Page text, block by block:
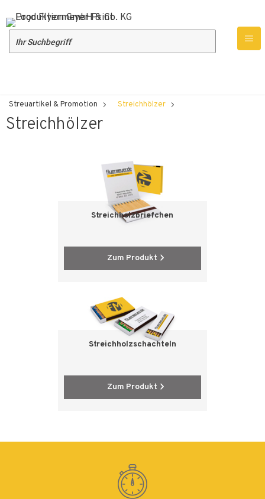
Streuartikel & Promotion
Streichhölzer
Streichhölzer
Streichholzbriefchen
Zum Produkt
Streichholzschachteln
Zum Produkt